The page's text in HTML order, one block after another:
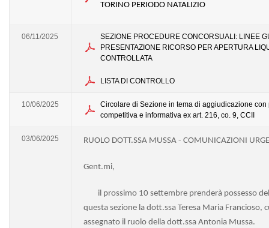
TORINO PERIODO NATALIZIO
06/11/2025
SEZIONE PROCEDURE CONCORSUALI: LINEE
PRESENTAZIONE RICORSO PER APERTURA
CONTROLLATA
LISTA DI CONTROLLO
10/06/2025
Circolare di Sezione in tema di aggiudicazione con
competitiva e informativa ex art. 216, co. 9, CCII
03/06/2025 RUOLO DOTT.SSA MUSSA - COMUNICAZIONI
Gent.mi,
il prossimo 10 settembre prenderà possesso
questa sezione la dott.ssa Teresa Maria Francioso,
assegnato il ruolo della dott.ssa Antonia Mussa.